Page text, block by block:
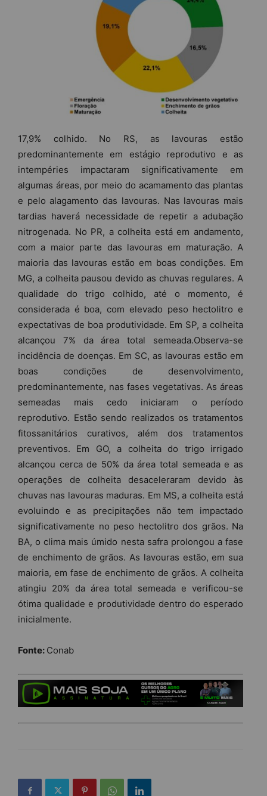
17,9% colhido. No RS, as lavouras estão
predominantemente em estágio reprodutivo e as
intempéries impactaram significativamente em
algumas áreas, por meio do acamamento das plantas
e pelo alagamento das lavouras. Nas lavouras mais
tardias haverá necessidade de repetir a adubação
nitrogenada. No PR, a colheita está em andamento,
com a maior parte das lavouras em maturação. A
maioria das lavouras estão em boas condições. Em
MG, a colheita pausou devido as chuvas regulares. A
qualidade do trigo colhido, até o momento, é
considerada é boa, com elevado peso hectolitro e
expectativas de boa produtividade. Em SP, a colheita
alcançou 7% da área total semeada.Observa-se
incidência de doenças. Em SC, as lavouras estão em
boas condições de desenvolvimento,
predominantemente, nas fases vegetativas. As áreas
semeadas mais cedo iniciaram o período
reprodutivo. Estão sendo realizados os tratamentos
fitossanitários curativos, além dos tratamentos
preventivos. Em GO, a colheita do trigo irrigado
alcançou cerca de 50% da área total semeada e as
operações de colheita desaceleraram devido às
chuvas nas lavouras maduras. Em MS, a colheita está
evoluindo e as precipitações não tem impactado
significativamente no peso hectolitro dos grãos. Na
BA, o clima mais úmido nesta safra prolongou a fase
de enchimento de grãos. As lavouras estão, em sua
maioria, em fase de enchimento de grãos. A colheita
atingiu 20% da área total semeada e verificou-se
ótima qualidade e produtividade dentro do esperado
inicialmente.
Fonte: Conab